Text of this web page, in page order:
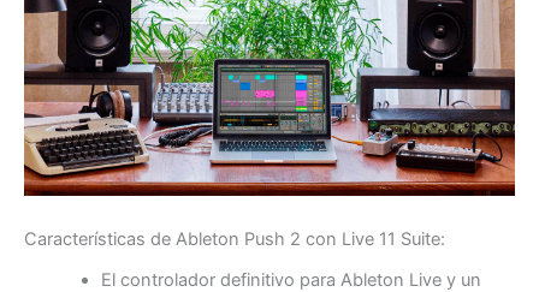
Características de Ableton Push 2 con Live 11 Suite:
El controlador definitivo para Ableton Live y un